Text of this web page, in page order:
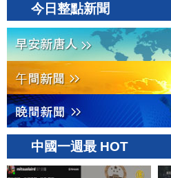
今日整點新聞
中國一週最 HOT